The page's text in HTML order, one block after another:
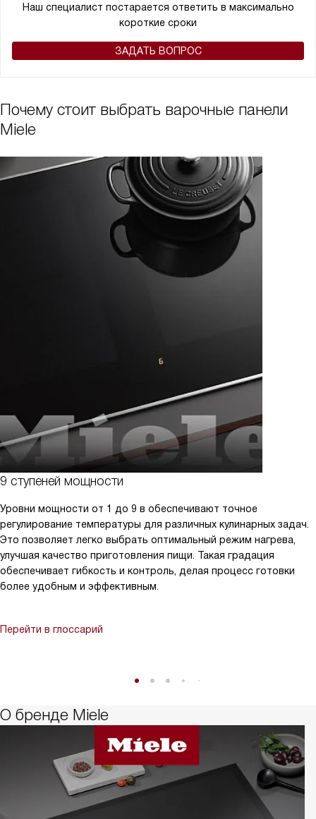
Наш специалист постарается ответить в максимально
короткие сроки
ЗАДАТЬ ВОПРОС
Почему стоит выбрать варочные панели
Miele
9 ступеней мощности
Уровни мощности от 1 до 9 в обеспечивают точное
регулирование температуры для различных кулинарных задач.
Это позволяет легко выбрать оптимальный режим нагрева,
улучшая качество приготовления пищи. Такая градация
обеспечивает гибкость и контроль, делая процесс готовки
более удобным и эффективным.
Перейти в глоссарий
О бренде Miele